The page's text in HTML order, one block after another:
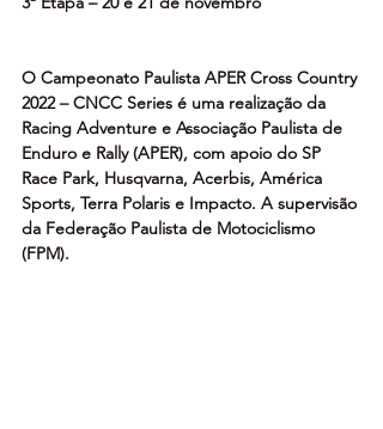
O Campeonato Paulista APER Cross Country
2022 – CNCC Series é uma realização da
Racing Adventure e Associação Paulista de
Enduro e Rally (APER), com apoio do SP
Race Park, Husqvarna, Acerbis, América
Sports, Terra Polaris e Impacto. A supervisão
da Federação Paulista de Motociclismo
(FPM).